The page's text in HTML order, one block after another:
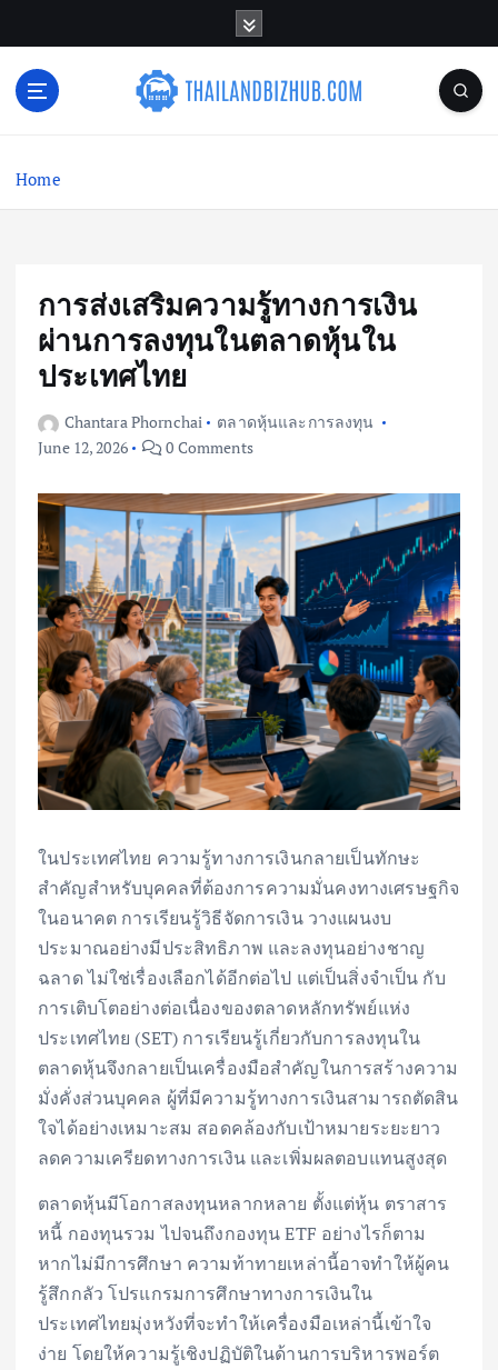
n
Home
การส่งเสริมความรู้ทางการเงิน
ผ่านการลงทุนในตลาดหุ้นใน
ประเทศไทย
Chantara Phornchai
ตลาดหุ้นและการลงทุน
June 12, 2026
0 Comments
ในประเทศไทย ความรู้ทางการเงินกลายเป็นทักษะ
สำคัญสำหรับบุคคลที่ต้องการความมั่นคงทางเศรษฐกิจ
ในอนาคต การเรียนรู้วิธีจัดการเงิน วางแผนงบ
ประมาณอย่างมีประสิทธิภาพ และลงทุนอย่างชาญ
ฉลาด ไม่ใช่เรื่องเลือกได้อีกต่อไป แต่เป็นสิ่งจำเป็น กับ
การเติบโตอย่างต่อเนื่องของตลาดหลักทรัพย์แห่ง
ประเทศไทย (SET) การเรียนรู้เกี่ยวกับการลงทุนใน
ตลาดหุ้นจึงกลายเป็นเครื่องมือสำคัญในการสร้างความ
มั่งคั่งส่วนบุคคล ผู้ที่มีความรู้ทางการเงินสามารถตัดสิน
ใจได้อย่างเหมาะสม สอดคล้องกับเป้าหมายระยะยาว
ลดความเครียดทางการเงิน และเพิ่มผลตอบแทนสูงสุด
ตลาดหุ้นมีโอกาสลงทุนหลากหลาย ตั้งแต่หุ้น ตราสาร
หนี้ กองทุนรวม ไปจนถึงกองทุน ETF อย่างไรก็ตาม
หากไม่มีการศึกษา ความท้าทายเหล่านี้อาจทำให้ผู้คน
รู้สึกกลัว โปรแกรมการศึกษาทางการเงินใน
ประเทศไทยมุ่งหวังที่จะทำให้เครื่องมือเหล่านี้เข้าใจ
ง่าย โดยให้ความรู้เชิงปฏิบัติในด้านการบริหารพอร์ต